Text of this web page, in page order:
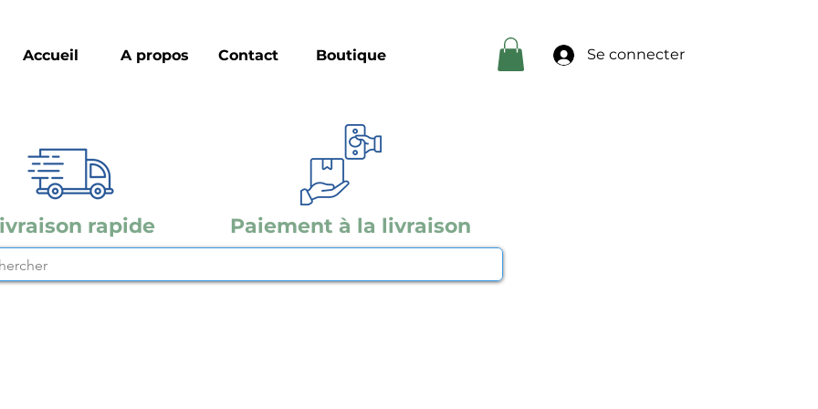
Accueil A propos Contact Boutique Se connecter
rapide Paiement à la livraison